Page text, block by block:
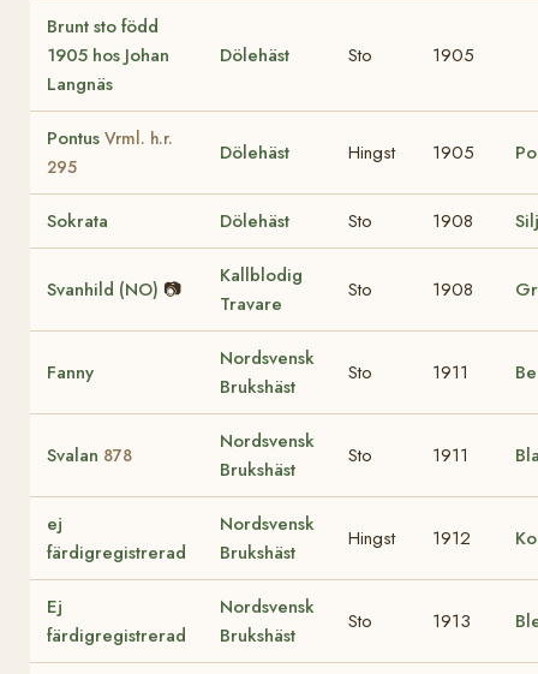
Brunt sto född
1905 hos Johan
Langnäs
Dölehäst Sto 1905
Pontus Vrml. h.r.
295
Dölehäst Hingst 1905
Sokrata Dölehäst Sto 1908
Svanhild (NO) 📷
Kallblodig
Travare
Sto 1908
Fanny
Nordsvensk
Brukshäst
Sto 1911
Svalan 878
Nordsvensk
Brukshäst
Sto 1911
ej
färdigregistrerad
Nordsvensk
Brukshäst
Hingst 1912
Ej
färdigregistrerad
Nordsvensk
Brukshäst
Sto 1913